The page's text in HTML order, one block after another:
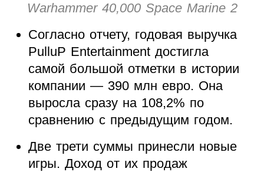
Warhammer 40,000 Space Marine 2
Согласно отчету, годовая выручка
PulluP Entertainment достигла
самой большой отметки в истории
компании — 390 млн евро. Она
выросла сразу на 108,2% по
сравнению с предыдущим годом.
Две трети суммы принесли новые
игры. Доход от их продаж